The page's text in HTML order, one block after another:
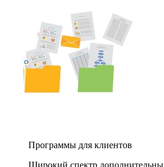
Программы для клиентов
Широкий спектр